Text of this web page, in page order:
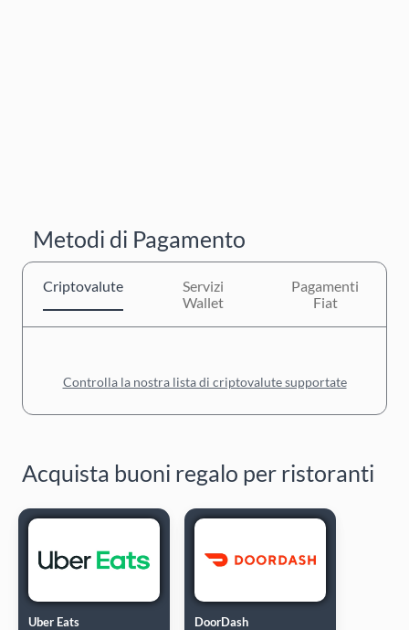
Metodi di Pagamento
Criptovalute
Servizi
Wallet
Pagamenti
Fiat
Controlla la nostra lista di criptovalute supportate
Acquista buoni regalo per ristoranti
Uber Eats DoorDash